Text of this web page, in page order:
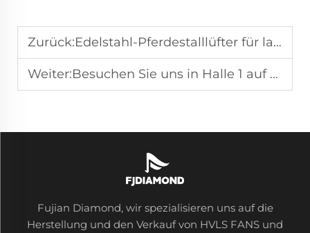
Zurück:Edelstahl-Pferdestalllüfter für langleistende Leistung in Reitzentren
Weiter:Besuchen Sie uns in Halle 1 auf der Messe Novi Sad (Serbien) vom 16. bis 21. Mai.
Fujian Diamond, wir spezialisieren uns auf die
Herstellung und den Verkauf von HVLS FANS und